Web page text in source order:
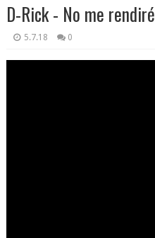
D-Rick - No me rendiré
5.7.18 0